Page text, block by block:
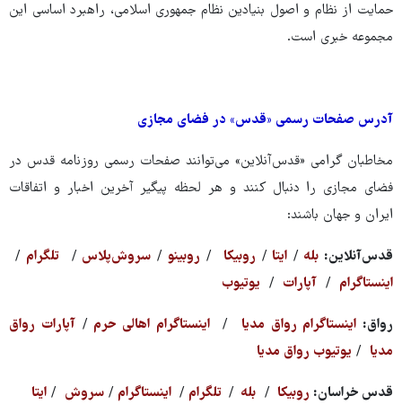
حمایت از نظام و اصول بنیادین نظام جمهوری اسلامی، راهبرد اساسی این
مجموعه خبری است.
آدرس صفحات رسمی «قدس» در فضای مجازی
مخاطبان گرامی «قدس‌آنلاین» می‌توانند صفحات رسمی روزنامه قدس در
فضای مجازی را دنبال کنند و هر لحظه پیگیر آخرین اخبار و اتفاقات
ایران و جهان باشند:
قدس‌آنلاین: بله/ ایتا/ روبیکا / روبینو / سروش‌پلاس/ تلگرام /
اینستاگرام / آپارات / یوتیوب
رواق: اینستاگرام رواق مدیا / اینستاگرام اهالی حرم /آپارات رواق
مدیا / یوتیوب رواق مدیا
قدس خراسان: روبیکا / بله/ تلگرام / اینستاگرام / سروش / ایتا